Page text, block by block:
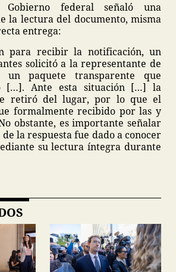
Gobierno federal señaló una
la lectura del documento, misma
entrega:
para recibir la notificación, un
solicitó a la representante de
paquete transparente que
[…]. Ante esta situación […] la
retiró del lugar, por lo que el
formalmente recibido por las y
obstante, es importante señalar
la respuesta fue dado a conocer
su lectura íntegra durante